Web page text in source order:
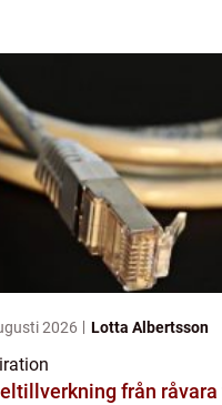
2026 Lotta Albertsson
från råvara till färdig